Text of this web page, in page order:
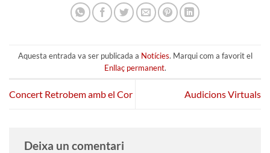
Aquesta entrada va ser publicada a Notícies. Marqui com a favorit el
Enllaç permanent.
Concert Retrobem amb el Cor Audicions Virtuals
Deixa un comentari